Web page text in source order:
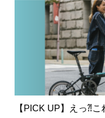
【PICK UP】えっ⁈